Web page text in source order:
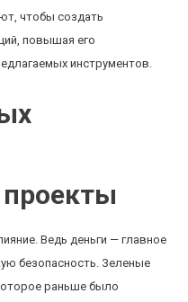
чтобы создать
повышая его
инструментов.
проекты
Ведь деньги — главное
безопасность. Зеленые
раньше было